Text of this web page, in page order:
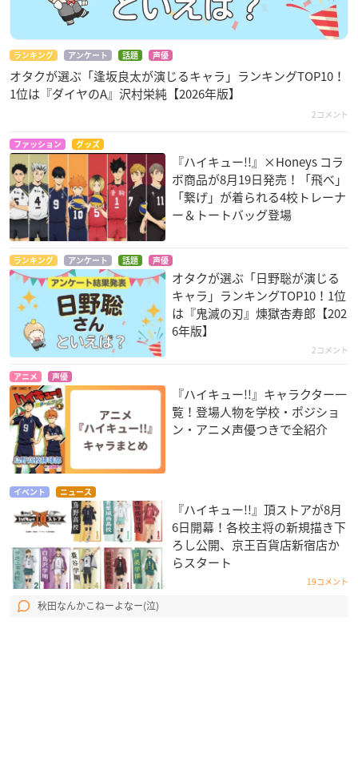
ランキング アンケート 話題 声優
オタクが選ぶ「逢坂良太が演じるキャラ」ランキングTOP10！
1位は『ダイヤのA』沢村栄純【2026年版】
2コメント
ファッション グッズ
『ハイキュー!!』×Honeys コラ
ボ商品が8月19日発売！「飛べ」
「繋げ」が着られる4校トレーナ
ー＆トートバッグ登場
ランキング アンケート 話題 声優
オタクが選ぶ「日野聡が演じる
キャラ」ランキングTOP10！1位
は『鬼滅の刃』煉󠄁獄杏寿郎【202
6年版】
2コメント
アニメ 声優
『ハイキュー!!』キャラクター一
覧！登場人物を学校・ポジショ
ン・アニメ声優つきで全紹介
イベント ニュース
『ハイキュー!!』頂ストアが8月
6日開幕！各校主将の新規描き下
ろし公開、京王百貨店新宿店か
らスタート
19コメント
秋田なんかこねーよなー(泣)